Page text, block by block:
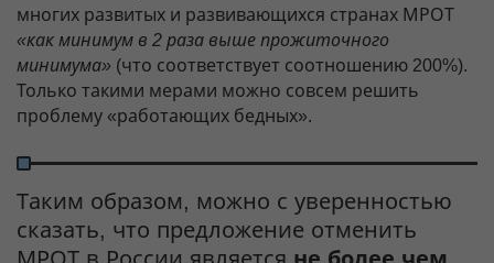
многих развитых и развивающихся странах МРОТ
«как минимум в 2 раза выше прожиточного
минимума» (что соответствует соотношению 200%).
Только такими мерами можно совсем решить
проблему «работающих бедных».
Таким образом, можно с уверенностью
сказать, что предложение отменить
МРОТ в России является не более чем